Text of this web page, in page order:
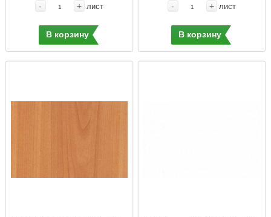
- + лист
В корзину
- + лист
В корзину